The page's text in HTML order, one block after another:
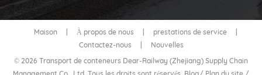
Maison À propos de nous prestations de service
Contactez-nous
Nouvelles
© 2026 Transport de conteneurs Dear-Railway (Zhejiang) Supply Chain